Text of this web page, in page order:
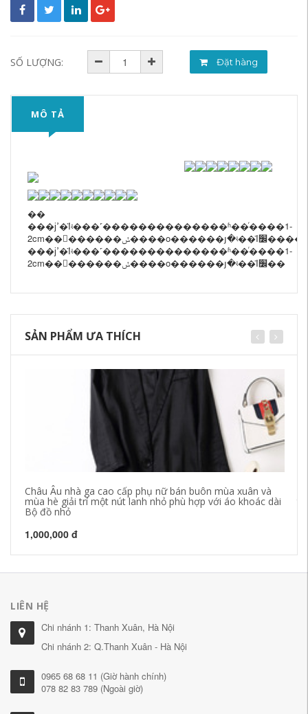
SỐ LƯỢNG: Đặt hàng
MÔ TẢ
��
���ϳߴ�Ϊʵ���˹��������������ʱ��ͬ����1-
2cm��������ݽ����ο������յ�ʵ��Ϊ׼����
���ϳߴ�Ϊʵ���˹��������������ʱ��ͬ����1-
2cm��������ݽ����ο������յ�ʵ��Ϊ׼��
SẢN PHẨM ƯA THÍCH
Châu Âu nhà ga cao cấp phụ nữ bán buôn mùa xuân và
mùa hè giải trí một nút lanh nhỏ phù hợp với áo khoác dài
Bộ đồ nhỏ
1,000,000 đ
LIÊN HỆ
Chi nhánh 1: Thanh Xuân, Hà Nội
Chi nhánh 2: Q.Thanh Xuân - Hà Nội
0965 68 68 11 (Giờ hành chính)
078 82 83 789 (Ngoài giờ)